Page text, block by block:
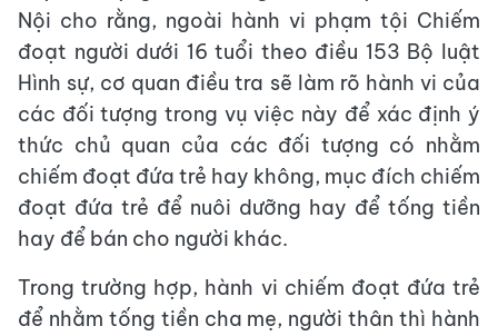
Nội cho rằng, ngoài hành vi phạm tội Chiếm
đoạt người dưới 16 tuổi theo điều 153 Bộ luật
Hình sự, cơ quan điều tra sẽ làm rõ hành vi của
các đối tượng trong vụ việc này để xác định ý
thức chủ quan của các đối tượng có nhằm
chiếm đoạt đứa trẻ hay không, mục đích chiếm
đoạt đứa trẻ để nuôi dưỡng hay để tống tiền
hay để bán cho người khác.
Trong trường hợp, hành vi chiếm đoạt đứa trẻ
để nhằm tống tiền cha mẹ, người thân thì hành